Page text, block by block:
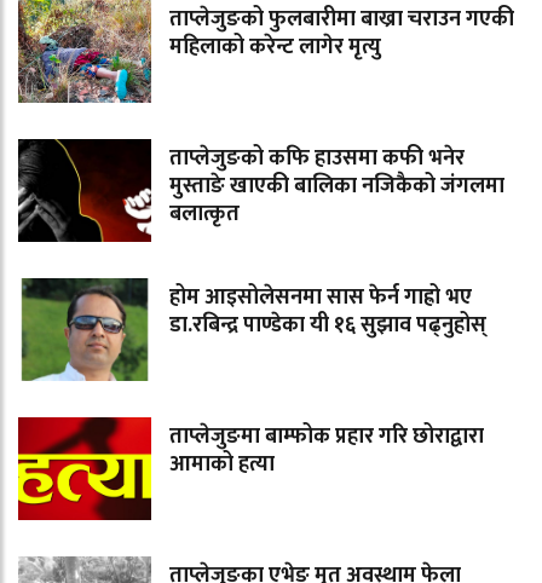
ताप्लेजुङको फुलबारीमा बाख्रा चराउन गएकी
महिलाको करेन्ट लागेर मृत्यु
ताप्लेजुङको कफि हाउसमा कफी भनेर
मुस्ताङे खाएकी बालिका नजिकैको जंगलमा
बलात्कृत
होम आइसोलेसनमा सास फेर्न गाह्रो भए
डा.रबिन्द्र पाण्डेका यी १६ सुझाव पढ्नुहोस्
ताप्लेजुङमा बाम्फोक प्रहार गरि छोराद्वारा
आमाको हत्या